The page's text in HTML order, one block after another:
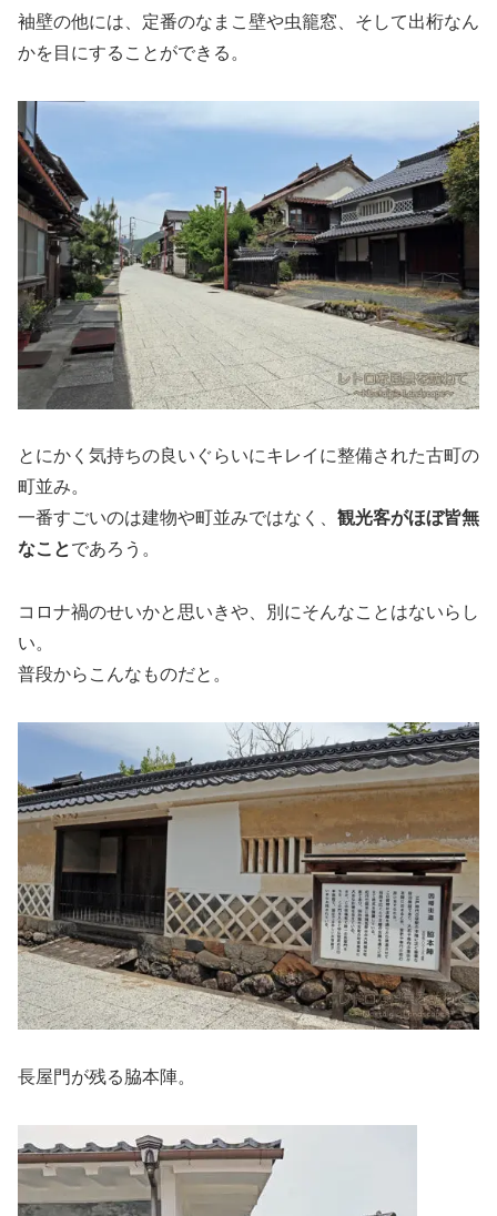
袖壁の他には、定番のなまこ壁や虫籠窓、そして出桁なん
かを目にすることができる。
とにかく気持ちの良いぐらいにキレイに整備された古町の
町並み。
一番すごいのは建物や町並みではなく、 観光客がほぼ皆無
なことであろう。
コロナ禍のせいかと思いきや、別にそんなことはないらし
い。
普段からこんなものだと。
長屋門が残る脇本陣。